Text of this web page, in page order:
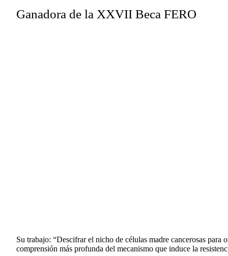
Ganadora de la XXVII Beca FERO
Su trabajo: “Descifrar el nicho de células madre cancerosas
comprensión más profunda del mecanismo que induce la